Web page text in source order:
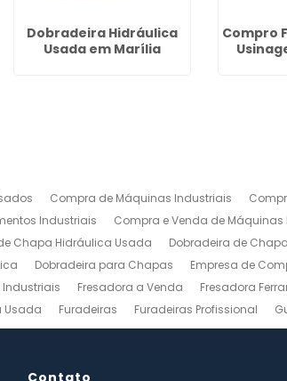
Dobradeira Hidráulica
Usada em Marília
Compro
Compra de Máquinas Industriais
Industriais Compra e Venda de Máquinas
Chapa Hidráulica Usada Dobradeira de
Dobradeira para Chapas
Empresa de
Industriais Fresadora a Venda Fresadora
Usada Furadeiras Furadeiras Profissional
para Marcenaria Maquinas para Marcenaria
Industriais Venda de Máquinas Industriais
Contato